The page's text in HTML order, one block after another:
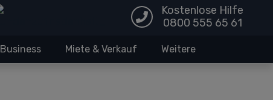
Kostenlose Hilfe
0800 555 65 61
Business Miete & Verkauf Weitere